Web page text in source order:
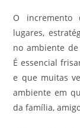
O incremento
lugares,
no ambiente
É essencial
e que muitas
ambiente em
da família,